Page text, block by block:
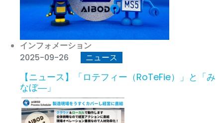
インフォメーション
2025-09-26
ニュース
【ニュース】「ロテフィー（RoTeFie）」と「み
なぼ―」